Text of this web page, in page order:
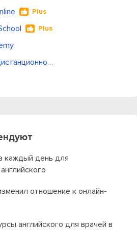
Plus
Plus
Green Forest. Дистанционное обучение
каждый день для
отношение к онлайн-
английского для врачей в